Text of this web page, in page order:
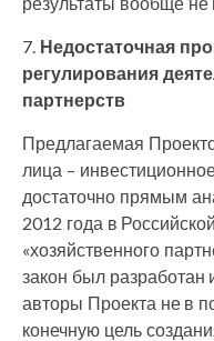
Недостаточная
регулирования
партнерств
Предлагаемая
лица –
достаточно прямым
2012 года в
«хозяйственного
закон был разработан
авторы Проекта не в
конечную цель